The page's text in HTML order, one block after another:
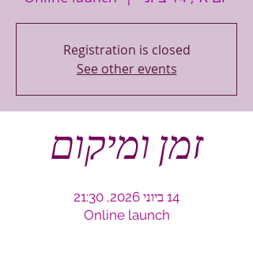
Registration is closed
See other events
זמן ומיקום
14 ביוני 2026, 21:30
Online launch